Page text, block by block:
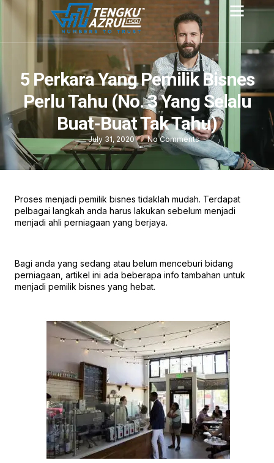
5 Perkara Yang Pemilik Bisnes
Perlu Tahu (No. 3 Yang Selalu
Buat-Buat Tak Tahu)
July 31, 2020 No Comments
Proses menjadi pemilik bisnes tidaklah mudah. Terdapat
pelbagai langkah anda harus lakukan sebelum menjadi
menjadi ahli perniagaan yang berjaya.
Bagi anda yang sedang atau belum menceburi bidang
perniagaan, artikel ini ada beberapa info tambahan untuk
menjadi pemilik bisnes yang hebat.